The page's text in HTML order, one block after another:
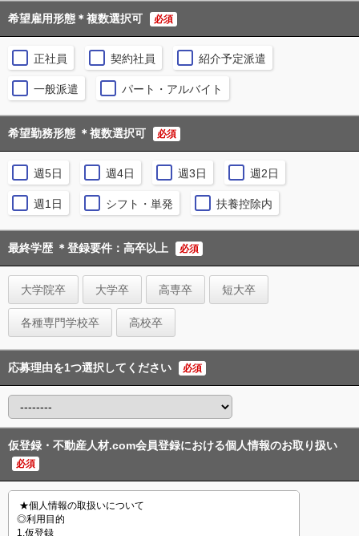
希望雇用形態＊複数選択可 必須
正社員 契約社員 紹介予定派遣
一般派遣 パート・アルバイト
希望勤務形態 ＊複数選択可 必須
週5日 週4日 週3日 週2日
週1日 シフト・単発 扶養控除内
最終学歴 ＊登録要件：高卒以上 必須
大学院卒 大学卒 高専卒 短大卒
各種専門学校卒 高校卒
応募理由を1つ選択してください 必須
仮登録・不動産人材.com会員登録における個人情報のお取り扱い
必須